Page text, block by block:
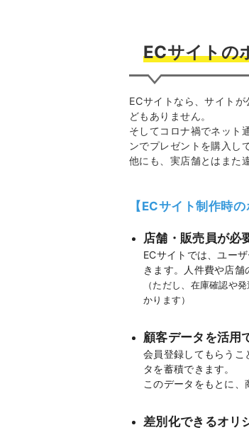
ECサイトの
ECサイトなら、サイト
どもありません。
そしてコロナ禍でネット
ンでプレゼントを購入し
他にも、実店舗とはまた
【ECサイト制作時の
店舗・販売員が必
ECサイトでは、ユー
きます。人件費や店舗
（ただし、在庫確認や
かります）
顧客データを活用
会員登録してもらうこ
タを蓄積できます。
このデータをもとに、
差別化できるオリ